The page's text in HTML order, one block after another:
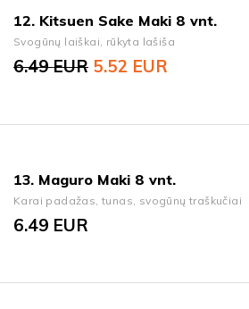
12. Kitsuen Sake Maki 8 vnt.
Svogūnų laiškai, rūkyta lašiša
6.49EUR
Original price was: 6.49 EUR.
5.52 EUR
Current price is: 5.52 EUR.
13. Maguro Maki 8 vnt.
Karai padažas, tunas, svogūnų traškučiai
6.49 EUR